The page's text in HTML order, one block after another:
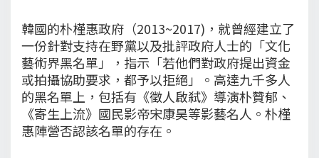
韓國的朴槿惠政府（2013~2017)，就曾經建立了
一份針對支持在野黨以及批評政府人士的「文化
藝術界黑名單」，指示「若他們對政府提出資金
或拍攝協助要求，都予以拒絕」。高達九千多人
的黑名單上，包括有《徵人啟弒》導演朴贊郁、
《寄生上流》國民影帝宋康昊等影藝名人。朴槿
惠陣營否認該名單的存在。